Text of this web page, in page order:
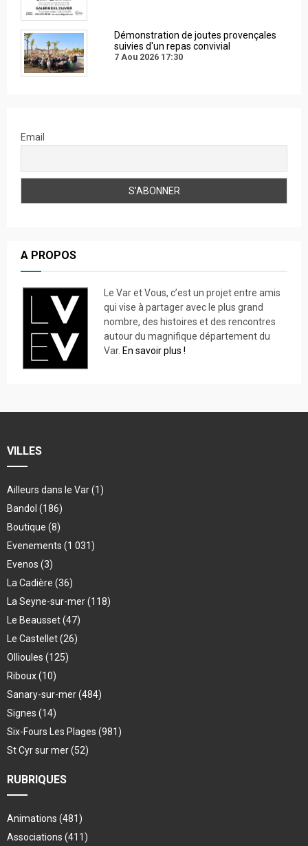
Démonstration de joutes provençales
suivies d'un repas convivial
7 Aou 2026 17:30
Email
A PROPOS
Le Var et Vous, c’est un projet entre amis
qui vise à partager avec le plus grand
nombre, des histoires et des rencontres
autour du magnifique département du
Var. En savoir plus !
VILLES
Ailleurs dans le Var(1)
Bandol (186)
Boutique (8)
Evenements (1 031)
Evenos (3)
La Cadière (36)
La Seyne-sur-mer(118)
Le Beausset(47)
Le Castellet(26)
Ollioules (125)
Riboux(10)
Sanary-sur-mer(484)
Signes (14)
Six-Fours Les Plages (981)
St Cyr sur mer(52)
RUBRIQUES
Animations (481)
Associations (411)